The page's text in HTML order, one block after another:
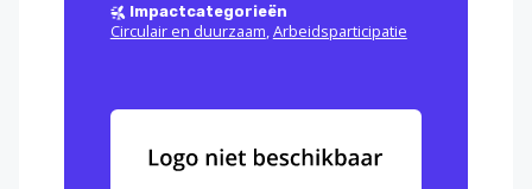
Impactcategorieën
Circulair en duurzaam Arbeidsparticipatie